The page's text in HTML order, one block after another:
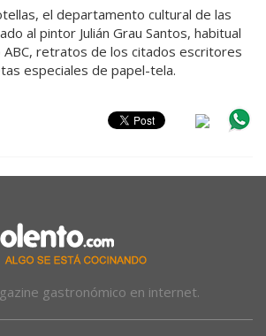
el departamento cultural de las
al pintor Julián Grau Santos, habitual
retratos de los citados escritores
especiales de papel-tela.
gastronómico en internet.